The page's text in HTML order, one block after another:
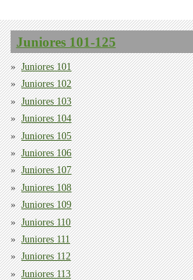
Juniores 101-125
Juniores 101
Juniores 102
Juniores 103
Juniores 104
Juniores 105
Juniores 106
Juniores 107
Juniores 108
Juniores 109
Juniores 110
Juniores 111
Juniores 112
Juniores 113